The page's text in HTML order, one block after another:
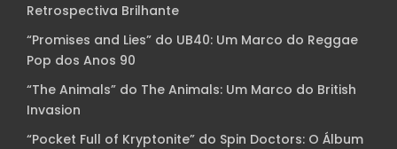
Retrospectiva Brilhante
“Promises and Lies” do UB40: Um Marco do Reggae
Pop dos Anos 90
“The Animals” do The Animals: Um Marco do British
Invasion
“Pocket Full of Kryptonite” do Spin Doctors: O Álbum